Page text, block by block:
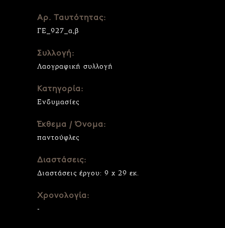
Αρ. Ταυτότητας:
ΓΕ_927_α,β
Συλλογή:
Λαογραφική συλλογή
Κατηγορία:
Ενδυμασίες
Έκθεμα / Όνομα:
παντούφλες
Διαστάσεις:
Διαστάσεις έργου: 9 x 29 εκ.
Χρονολογία:
-